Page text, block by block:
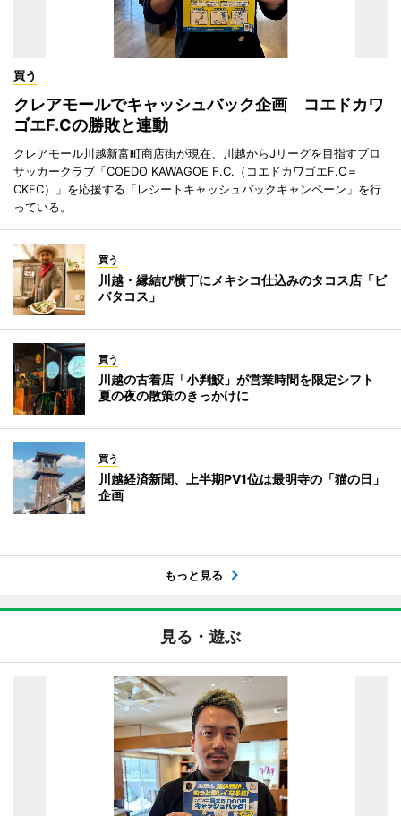
買う
クレアモールでキャッシュバック企画 コエドカワ
ゴエF.Cの勝敗と連動
クレアモール川越新富町商店街が現在、川越からJリーグを目指すプロ
サッカークラブ「COEDO KAWAGOE F.C.（コエドカワゴエF.C＝
CKFC）」を応援する「レシートキャッシュバックキャンペーン」を行
っている。
買う
川越・縁結び横丁にメキシコ仕込みのタコス店「ビ
バタコス」
買う
川越の古着店「小判鮫」が営業時間を限定シフト
夏の夜の散策のきっかけに
買う
川越経済新聞、上半期PV1位は最明寺の「猫の日」
企画
もっと見る
見る・遊ぶ